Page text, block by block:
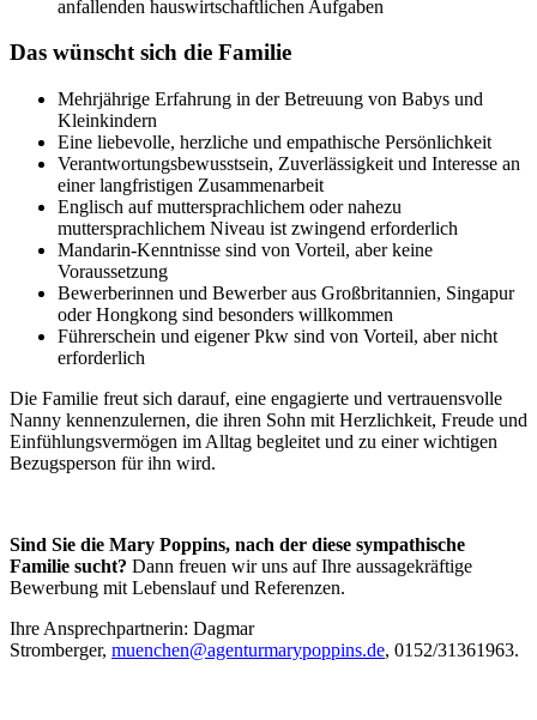
anfallenden hauswirtschaftlichen Aufgaben
Das wünscht sich die Familie
Mehrjährige Erfahrung in der Betreuung von Babys und
Kleinkindern
Eine liebevolle, herzliche und empathische Persönlichkeit
Verantwortungsbewusstsein, Zuverlässigkeit und Interesse an
einer langfristigen Zusammenarbeit
Englisch auf muttersprachlichem oder nahezu
muttersprachlichem Niveau ist zwingend erforderlich
Mandarin-Kenntnisse sind von Vorteil, aber keine
Voraussetzung
Bewerberinnen und Bewerber aus Großbritannien, Singapur
oder Hongkong sind besonders willkommen
Führerschein und eigener Pkw sind von Vorteil, aber nicht
erforderlich
Die Familie freut sich darauf, eine engagierte und vertrauensvolle
Nanny kennenzulernen, die ihren Sohn mit Herzlichkeit, Freude und
Einfühlungsvermögen im Alltag begleitet und zu einer wichtigen
Bezugsperson für ihn wird.
Sind Sie die Mary Poppins, nach der diese sympathische
Familie sucht? Dann freuen wir uns auf Ihre aussagekräftige
Bewerbung mit Lebenslauf und Referenzen.
Ihre Ansprechpartnerin: Dagmar
Stromberger, muenchen@agenturmarypoppins.de, 0152/31361963.